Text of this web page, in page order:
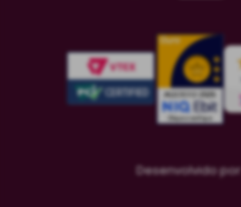
Desenvolvido por: